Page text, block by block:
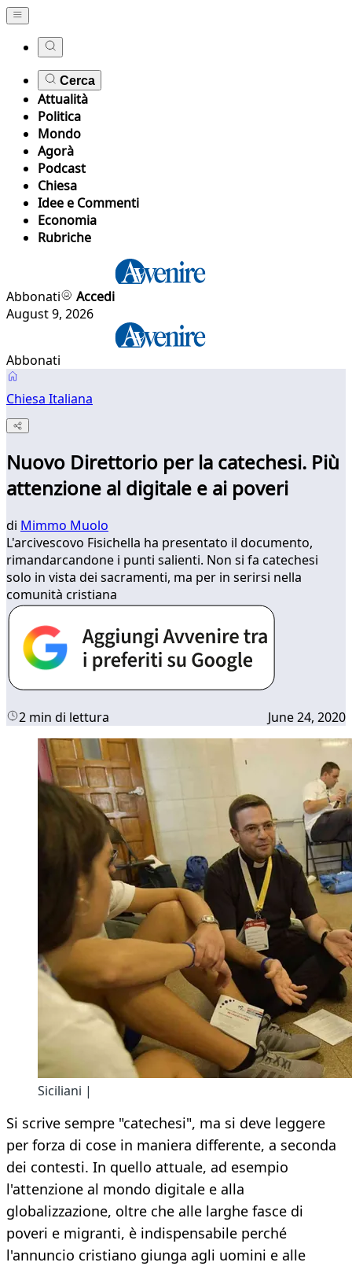
Cerca
Attualità
Politica
Mondo
Agorà
Podcast
Chiesa
Idee e Commenti
Economia
Rubriche
Abbonati
Accedi
August 9, 2026
Abbonati
Chiesa Italiana
Nuovo Direttorio per la catechesi. Più
attenzione al digitale e ai poveri
di Mimmo Muolo
L'arcivescovo Fisichella ha presentato il documento,
rimandarcandone i punti salienti. Non si fa catechesi
solo in vista dei sacramenti, ma per in serirsi nella
comunità cristiana
2 min di lettura June 24, 2020
Siciliani |
Si scrive sempre "catechesi", ma si deve leggere
per forza di cose in maniera differente, a seconda
dei contesti. In quello attuale, ad esempio
l'attenzione al mondo digitale e alla
globalizzazione, oltre che alle larghe fasce di
poveri e migranti, è indispensabile perché
l'annuncio cristiano giunga agli uomini e alle